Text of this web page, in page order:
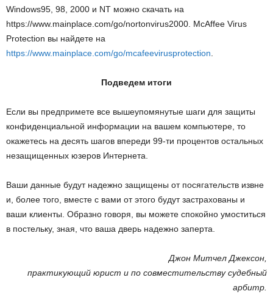
Windows95, 98, 2000 и NT можно скачать на
https://www.mainplace.com/go/nortonvirus2000. McAffee Virus
Protection вы найдете на
https://www.mainplace.com/go/mcafeevirusprotection
Подведем итоги
Если вы предпримете все вышеупомянутые шаги для защиты
конфиденциальной информации на вашем компьютере, то
окажетесь на десять шагов впереди 99-ти процентов остальных
незащищенных юзеров Интернета.
Ваши данные будут надежно защищены от посягательств извне
и, более того, вместе с вами от этого будут застрахованы и
ваши клиенты. Образно говоря, вы можете спокойно умоститься
в постельку, зная, что ваша дверь надежно заперта.
Джон Митчел Джексон,
практикующий юрист и по совместительству судебный
арбитр.